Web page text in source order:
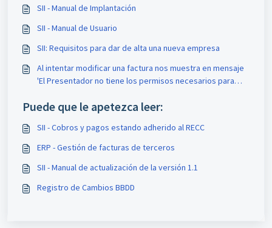
SII - Manual de Implantación
SII - Manual de Usuario
SII: Requisitos para dar de alta una nueva empresa
Al intentar modificar una factura nos muestra en mensaje
'El Presentador no tiene los permisos necesarios para
Puede que le apetezca leer:
SII - Cobros y pagos estando adherido al RECC
ERP - Gestión de facturas de terceros
SII - Manual de actualización de la versión 1.1
Registro de Cambios BBDD